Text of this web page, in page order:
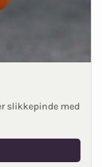
slikkepinde med